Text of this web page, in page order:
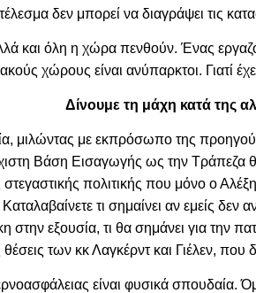
δεν μπορεί να διαγράψει τις
και όλη η χώρα πενθούν. Ένας
χώρους είναι ανύπαρκτοι. Γιατί
Δίνουμε τη μάχη κατά της
μιλώντας με εκπρόσωπο της
Βάση Εισαγωγής ως την Τράπεζα
στεγαστικής πολιτικής που μόνο ο
τι σημαίνει αν εμείς δεν
στην εξουσία, τι θα σημάνει για την
θέσεις των κκ Λαγκέρντ και Γιέλεν,
είναι φυσικά